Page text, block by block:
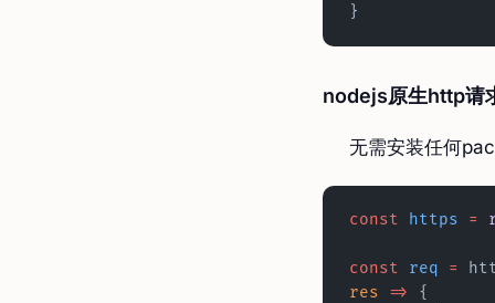
}
nodejs原生http请
无需安装任何
const https =
const req =
res =>
{